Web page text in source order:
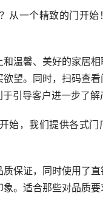
从一个精致的门开
温馨、美好的家居
望。同时，扫码查
引导客户进一步了解
始，我们提供各式
保证，同时使用了直
。适合那些对品质